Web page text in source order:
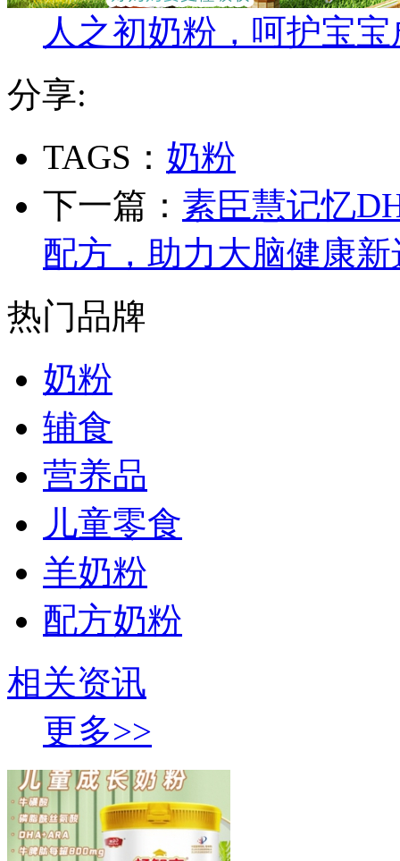
人之初奶粉，呵护宝
分享:
TAGS： 奶粉
下一篇： 素臣慧记忆
配方，助力大脑健康
热门品牌
奶粉
辅食
营养品
儿童零食
羊奶粉
配方奶粉
相关资讯
更多>>